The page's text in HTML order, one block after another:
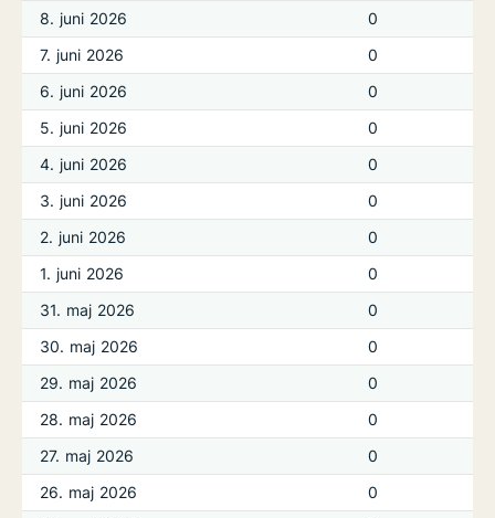
8. juni 2026
0
7. juni 2026
0
6. juni 2026
0
5. juni 2026
0
4. juni 2026
0
3. juni 2026
0
2. juni 2026
0
1. juni 2026
0
31. maj 2026
0
30. maj 2026
0
29. maj 2026
0
28. maj 2026
0
27. maj 2026
0
26. maj 2026
0